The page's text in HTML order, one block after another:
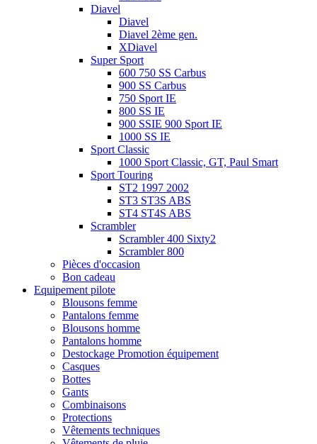
Diavel
Diavel
Diavel 2ème gen.
XDiavel
Super Sport
600 750 SS Carbus
900 SS Carbus
750 Sport IE
800 SS IE
900 SSIE 900 Sport IE
1000 SS IE
Sport Classic
1000 Sport Classic, GT, Paul Smart
Sport Touring
ST2 1997 2002
ST3 ST3S ABS
ST4 ST4S ABS
Scrambler
Scrambler 400 Sixty2
Scrambler 800
Pièces d'occasion
Bon cadeau
Equipement pilote
Blousons femme
Pantalons femme
Blousons homme
Pantalons homme
Destockage Promotion équipement
Casques
Bottes
Gants
Combinaisons
Protections
Vêtements techniques